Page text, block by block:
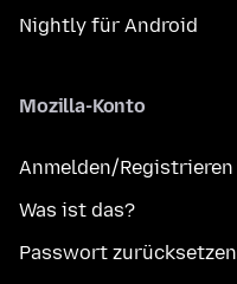
Nightly für Android
Mozilla-Konto
Anmelden/Registrieren
Was ist das?
Passwort zurücksetzen